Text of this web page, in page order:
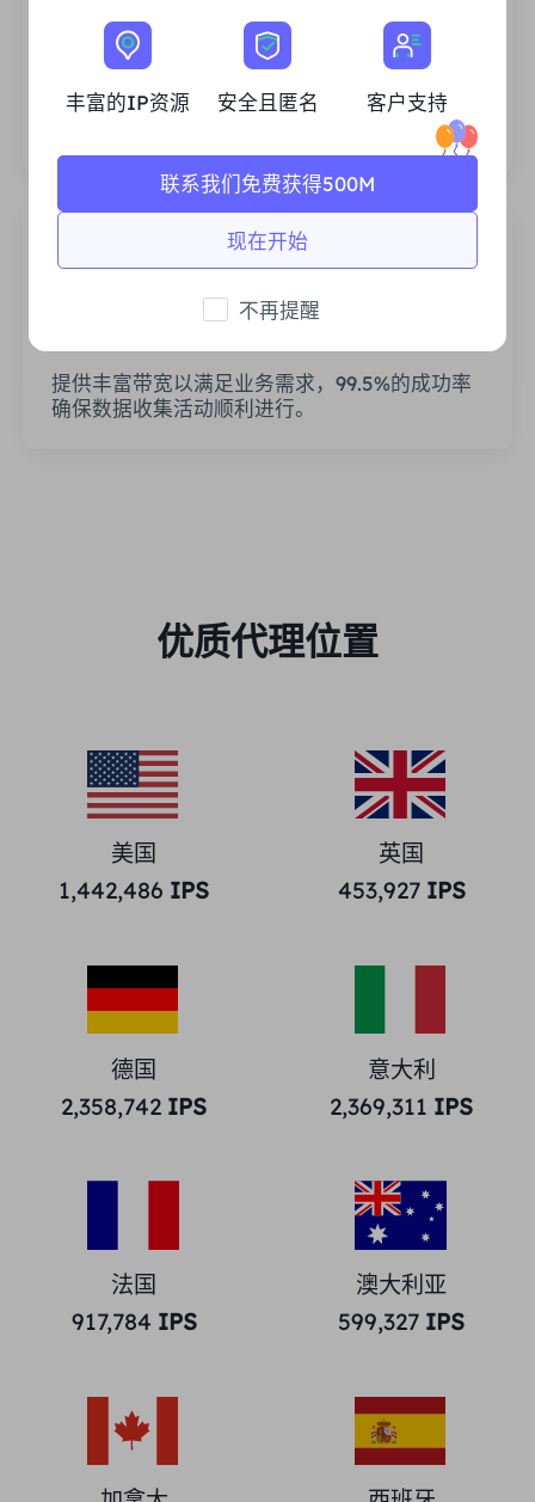
丰富的住宅IP资源
不断努力扩大现有的代理池，以满足每一个客户
提供丰富带宽以满足业务需求，99.5%的成功率
确保数据收集活动顺利进行。
优质代理位置
美国
1,442,486 IPS
英国
453,927IPS
德国
2,358,742 IPS
意大利
2,369,311 IPS
法国
917,784 IPS
澳大利亚
599,327 IPS
丰富的IP资源 安全且匿名 客户支持
现在开始
联系我们免费获得500M
不再提醒